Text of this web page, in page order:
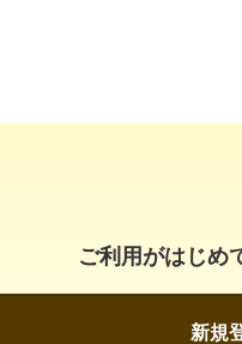
ご利用がはじめ
新規